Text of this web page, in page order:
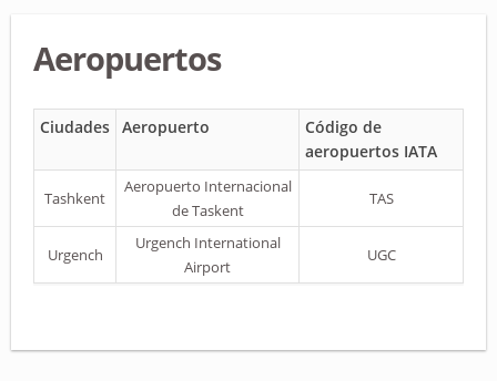
Aeropuertos
Ciudades Aeropuerto
Código de
aeropuertos IATA
Tashkent
Aeropuerto Internacional
de Taskent
TAS
Urgench
Urgench International
Airport
UGC